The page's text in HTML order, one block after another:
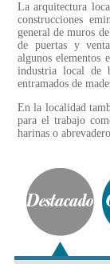
La arquitectura
construcciones
general de muros
de puertas y
algunos elementos
industria local de
entramados de
En la localidad
para el trabajo
harinas o